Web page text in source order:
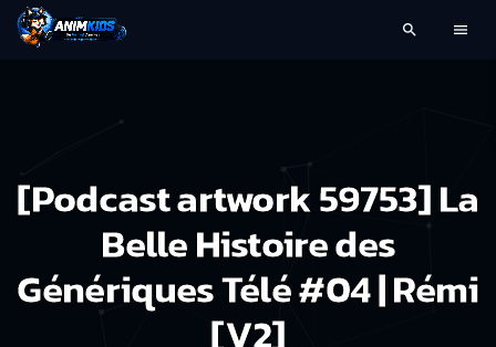
search menu
[Podcast artwork 59753] La
Belle Histoire des
Génériques Télé #04 | Rémi
[V2]